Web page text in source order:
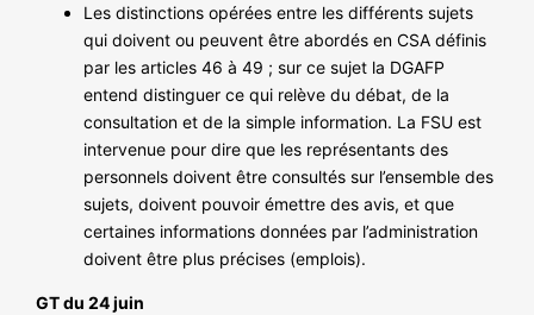
Les distinctions opérées entre les différents sujets
qui doivent ou peuvent être abordés en CSA définis
par les articles 46 à 49 ; sur ce sujet la DGAFP
entend distinguer ce qui relève du débat, de la
consultation et de la simple information. La FSU est
intervenue pour dire que les représentants des
personnels doivent être consultés sur l’ensemble des
sujets, doivent pouvoir émettre des avis, et que
certaines informations données par l’administration
doivent être plus précises (emplois).
GT du 24 juin